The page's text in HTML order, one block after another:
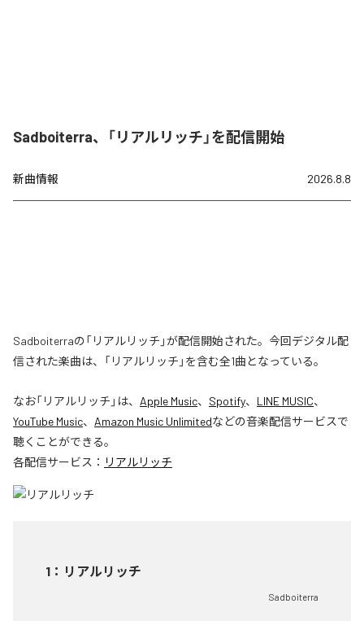
Sadboiterra、「リアルリッチ」を配信開始
新曲情報 2026.8.8
Sadboiterraの「リアルリッチ」が配信開始された。今回デジタル配
信された楽曲は、「リアルリッチ」を含む全1曲となっている。
なお「リアルリッチ 」は、 Apple Music、 Spotify、 LINE MUSIC、
YouTube Music、 Amazon Music Unlimitedなどの音楽配信サービスで
聴くことができる。
各配信サービス： リアルリッチ
1 ： リアルリッチ
Sadboiterra